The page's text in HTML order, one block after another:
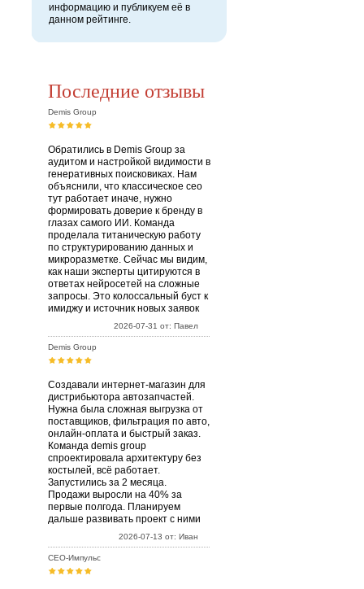
информацию и публикуем её в
данном рейтинге.
Последние отзывы
Demis Group
Обратились в Demis Group за
аудитом и настройкой видимости в
генеративных поисковиках. Нам
объяснили, что классическое сео
тут работает иначе, нужно
формировать доверие к бренду в
глазах самого ИИ. Команда
проделала титаническую работу
по структурированию данных и
микроразметке. Сейчас мы видим,
как наши эксперты цитируются в
ответах нейросетей на сложные
запросы. Это колоссальный буст к
имиджу и источник новых заявок
2026-07-31 от: Павел
Demis Group
Создавали интернет-магазин для
дистрибьютора автозапчастей.
Нужна была сложная выгрузка от
поставщиков, фильтрация по авто,
онлайн-оплата и быстрый заказ.
Команда demis group
спроектировала архитектуру без
костылей, всё работает.
Запустились за 2 месяца.
Продажи выросли на 40% за
первые полгода. Планируем
дальше развивать проект с ними
2026-07-13 от: Иван
СЕО-Импульс